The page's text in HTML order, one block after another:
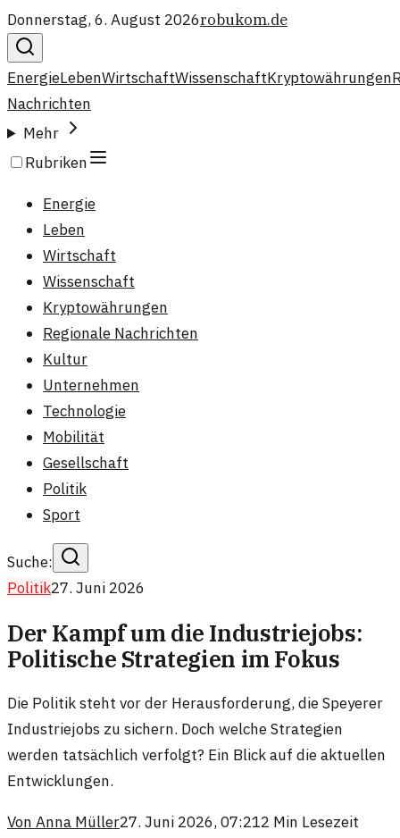
Donnerstag, 6. August 2026robukom.de
EnergieLebenWirtschaftWissenschaftKryptowährungen
Nachrichten
Mehr
Rubriken
Energie
Leben
Wirtschaft
Wissenschaft
Kryptowährungen
Regionale Nachrichten
Kultur
Unternehmen
Technologie
Mobilität
Gesellschaft
Politik
Sport
Suche:
Politik27. Juni 2026
Der Kampf um die Industriejobs:
Politische Strategien im Fokus
Die Politik steht vor der Herausforderung, die Speyerer
Industriejobs zu sichern. Doch welche Strategien
werden tatsächlich verfolgt? Ein Blick auf die aktuellen
Entwicklungen.
Von Anna Müller27. Juni 2026, 07:212 Min Lesezeit